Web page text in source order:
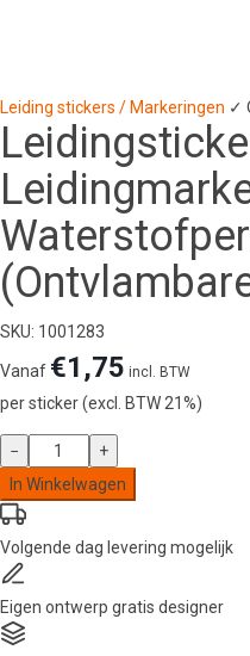
Leiding stickers / Markeringen ✓
SKU: 1001283
Vanaf €1,75 incl. BTW
per sticker (excl. BTW 21%)
Leidingstickers
Leidingmarkering
Waterstofperoxide
(Ontvlambare
vloeistoffen)
aantal
−
+
In Winkelwagen
Volgende dag levering mogelijk
Eigen ontwerp gratis designer